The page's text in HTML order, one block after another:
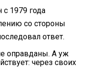
с 1979 года
со стороны
ответ.
оправданы. А уж
через своих